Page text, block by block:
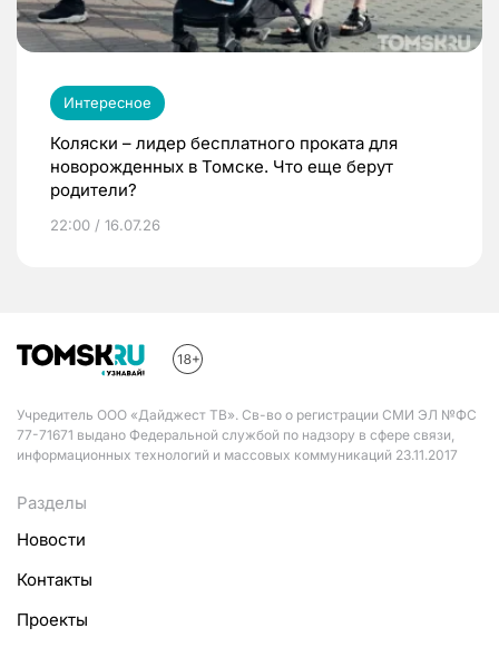
Интересное
Коляски – лидер бесплатного проката для
новорожденных в Томске. Что еще берут
родители?
22:00 / 16.07.26
Учредитель ООО «Дайджест ТВ». Св-во о регистрации СМИ ЭЛ №ФС
77-71671 выдано Федеральной службой по надзору в сфере связи,
информационных технологий и массовых коммуникаций 23.11.2017
Разделы
Новости
Контакты
Проекты